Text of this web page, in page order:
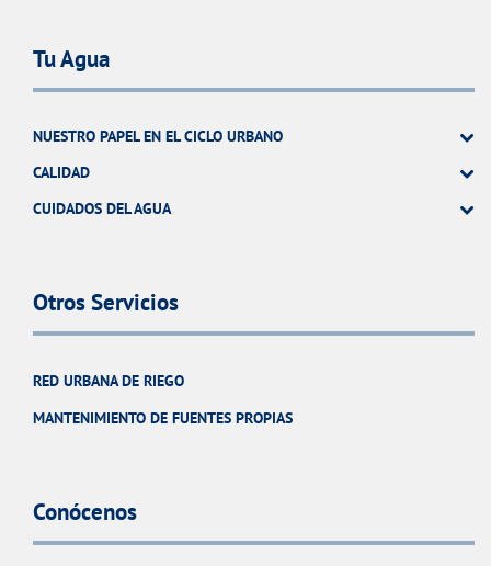
Tu Agua
NUESTRO PAPEL EN EL CICLO URBANO
CALIDAD
CUIDADOS DEL AGUA
Otros Servicios
RED URBANA DE RIEGO
MANTENIMIENTO DE FUENTES PROPIAS
Conócenos